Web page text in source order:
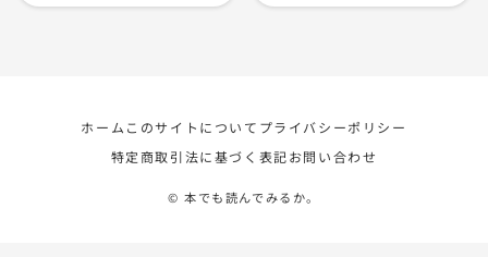
ホーム このサイトについて プライバシーポリシー
特定商取引法に基づく表記お問い合わせ
© 本でも読んでみるか。